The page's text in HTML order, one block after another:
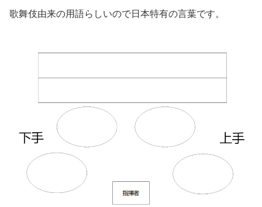
歌舞伎由来の用語らしいので日本特有の言葉です。